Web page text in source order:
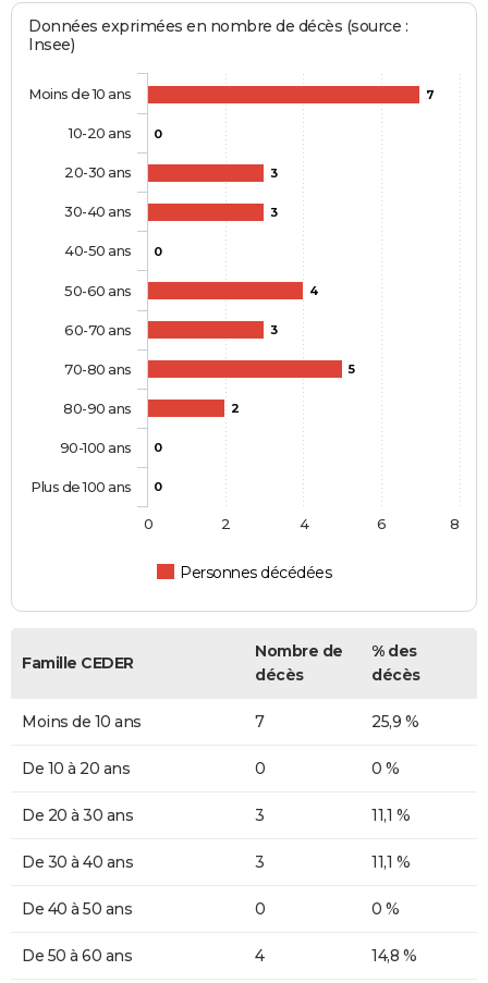
Données exprimées en nombre de décès (source :
Insee)
7
0
3
3
0
4
3
5
2
0
0
Personnes décédées
Moins de 10 ans
10-20 ans
20-30 ans
30-40 ans
40-50 ans
50-60 ans
60-70 ans
70-80 ans
80-90 ans
90-100 ans
Plus de 100 ans
0 2 4 6 8
Famille CEDER
Nombre de
décès
% des
décès
Moins de 10 ans 7 25,9 %
De 10 à 20 ans 0 0 %
De 20 à 30 ans 3 11,1 %
De 30 à 40 ans 3 11,1 %
De 40 à 50 ans 0 0 %
De 50 à 60 ans 4 14,8 %